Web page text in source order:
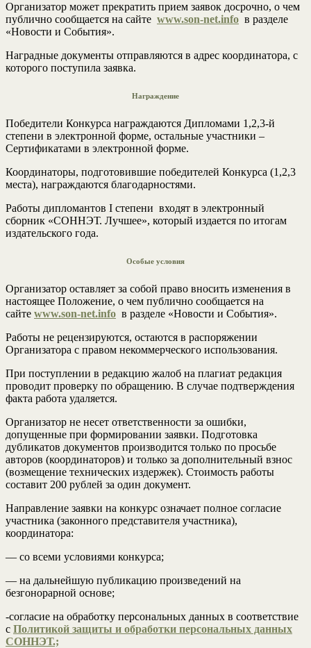
Организатор может прекратить прием заявок досрочно, о чем
публично сообщается на сайте www.son-net.info в разделе
«Новости и События».
Наградные документы отправляются в адрес координатора, с
которого поступила заявка.
Награждение
Победители Конкурса награждаются Дипломами 1,2,3-й
степени в электронной форме, остальные участники –
Сертификатами в электронной форме.
Координаторы, подготовившие победителей Конкурса (1,2,3
места), награждаются благодарностями.
Работы дипломантов I степени входят в электронный
сборник «СОННЭТ. Лучшее», который издается по итогам
издательского года.
Особые условия
Организатор оставляет за собой право вносить изменения в
настоящее Положение, о чем публично сообщается на
сайте www.son-net.info в разделе «Новости и События».
Работы не рецензируются, остаются в распоряжении
Организатора с правом некоммерческого использования.
При поступлении в редакцию жалоб на плагиат редакция
проводит проверку по обращению. В случае подтверждения
факта работа удаляется.
Организатор не несет ответственности за ошибки,
допущенные при формировании заявки. Подготовка
дубликатов документов производится только по просьбе
авторов (координаторов) и только за дополнительный взнос
(возмещение технических издержек). Стоимость работы
составит 200 рублей за один документ.
Направление заявки на конкурс означает полное согласие
участника (законного представителя участника),
координатора:
— со всеми условиями конкурса;
— на дальнейшую публикацию произведений на
безгонорарной основе;
-согласие на обработку персональных данных в соответствие
с Политикой защиты и обработки персональных данных
СОННЭТ.;